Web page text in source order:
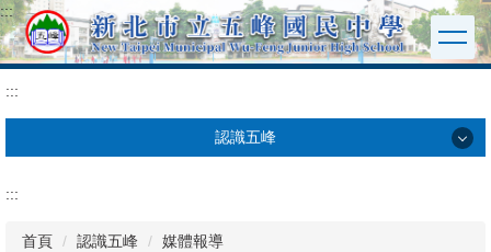
跳
到
主
區
:::
:::
認識五峰
五峰校史
:::
首頁 認識五峰 媒體報導